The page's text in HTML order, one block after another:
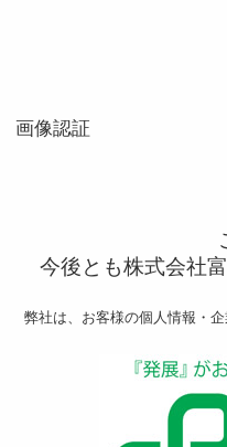
画像認証
今後とも株式会社
弊社は、お客様の個人情報・